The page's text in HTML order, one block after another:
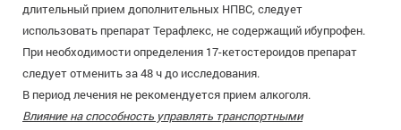
длительный прием дополнительных НПВС, следует
использовать препарат Терафлекс, не содержащий ибупрофен.
При необходимости определения 17-кетостероидов препарат
следует отменить за 48 ч до исследования.
В период лечения не рекомендуется прием алкоголя.
Влияние на способность управлять транспортными